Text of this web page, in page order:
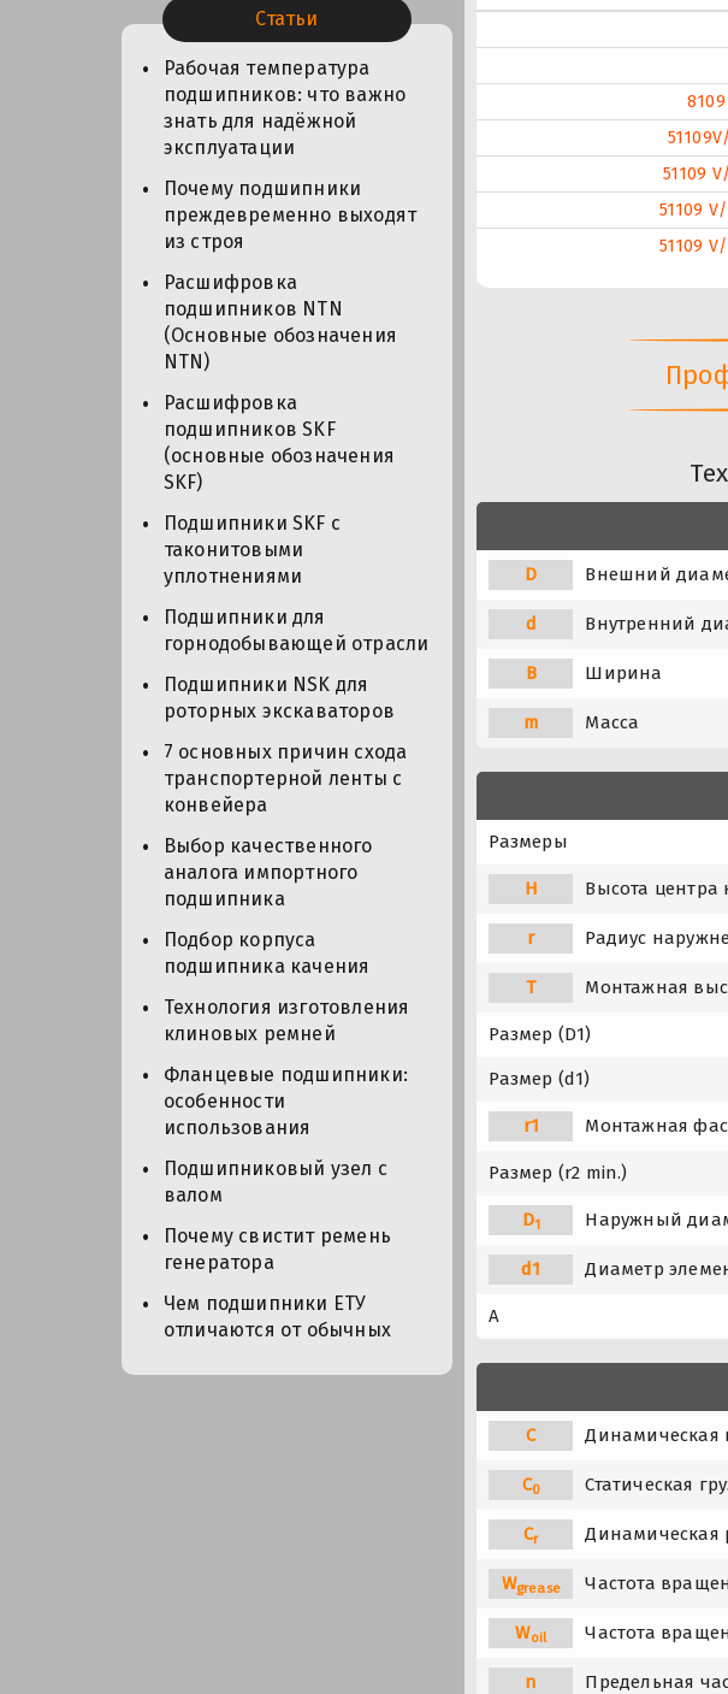
Статьи
Рабочая температура
подшипников: что важно
знать для надёжной
эксплуатации
Почему подшипники
преждевременно выходят
из строя
Расшифровка
подшипников NTN
(Основные обозначения
NTN)
Расшифровка
подшипников SKF
(основные обозначения
SKF)
Подшипники SKF с
таконитовыми
уплотнениями
Подшипники для
горнодобывающей отрасли
Подшипники NSK для
роторных экскаваторов
7 основных причин схода
транспортерной ленты с
конвейера
Выбор качественного
аналога импортного
подшипника
Подбор корпуса
подшипника качения
Технология изготовления
клиновых ремней
Фланцевые подшипники:
особенности
использования
Подшипниковый узел с
валом
Почему свистит ремень
генератора
Чем подшипники ЕТУ
отличаются от обычных
8109
51109
51109 V/
51109
D Внешний
d Внутренний
B Ширина
m Масса
Размеры
H Высота центра
r Радиус
T Монтажная
Размер (D1)
Размер (d1)
r1 Монтажная
Размер (r2 min.)
D1 Наружный
d1 Диаметр
A
C Динамическая
C0 Статическая
Cr Динамическая
Wgrease Частота
Woil Частота
n Предельная